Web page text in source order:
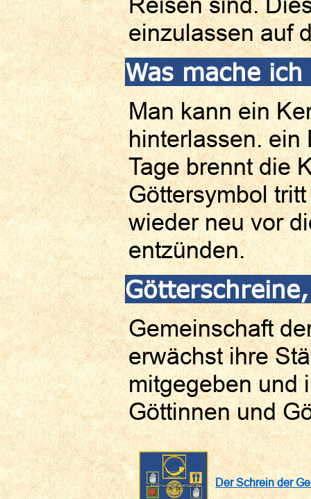
einzulassen auf
Was mache
Man kann ein
hinterlassen. ein
Tage brennt die
Göttersymbol
wieder neu vor
entzünden.
Gemeinschaft
erwächst ihre
mitgegeben und
Göttinnen und
Der Schrein der